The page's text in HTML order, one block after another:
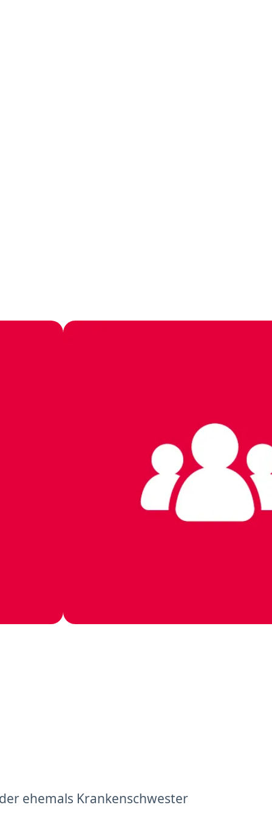
ehemals Krankenschwester